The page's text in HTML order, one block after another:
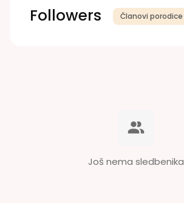
Followers Članovi porodice
Još nema sledbenika